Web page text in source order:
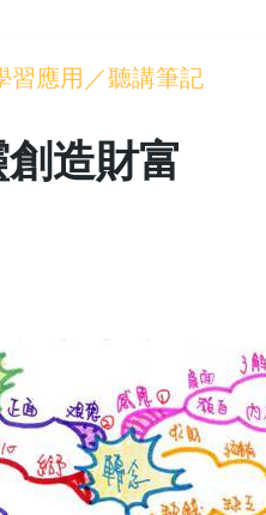
習應用／聽講筆記
造財富